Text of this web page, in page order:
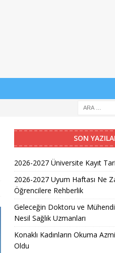
SON
2026-2027 Üniversite Kayıt
2026-2027 Uyum Haftası Ne
Öğrencilere Rehberlik
Geleceğin Doktoru ve
Nesil Sağlık Uzmanları
Konaklı Kadınların Okuma
Oldu